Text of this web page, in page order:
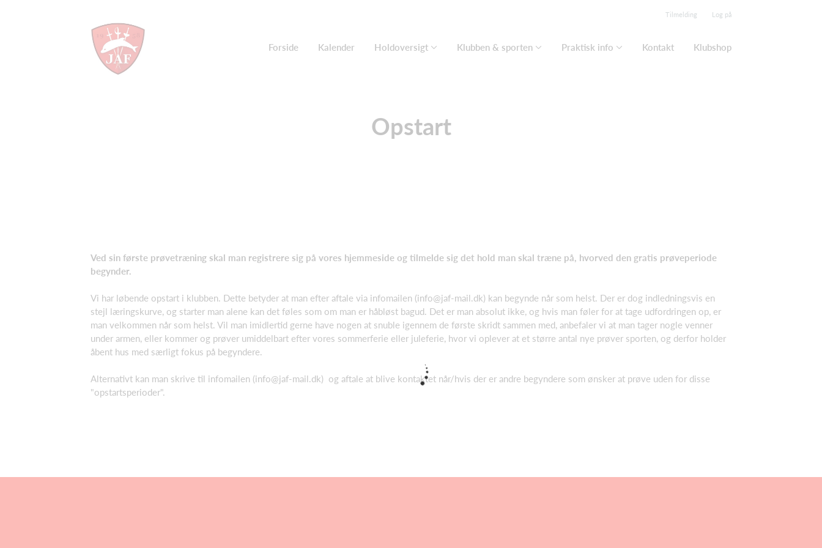
Tilmelding Log på
Forside Kalender Holdoversigt Klubben & sporten Praktisk info Kontakt Klubshop
Opstart
Ved sin første prøvetræning skal man registrere sig på vores hjemmeside og tilmelde sig det hold man skal træne på, hvorved den gratis prøveperiode
begynder.
Vi har løbende opstart i klubben. Dette betyder at man efter aftale via infomailen (info@jaf-mail.dk) kan begynde når som helst. Der er dog indledningsvis en
stejl læringskurve, og starter man alene kan det føles som om man er håbløst bagud. Det er man absolut ikke, og hvis man føler for at tage udfordringen op, er
man velkommen når som helst. Vil man imidlertid gerne have nogen at snuble igennem de første skridt sammen med, anbefaler vi at man tager nogle venner
under armen, eller kommer og prøver umiddelbart efter vores sommerferie eller juleferie, hvor vi oplever at et større antal nye prøver sporten, og derfor holder
åbent hus med særligt fokus på begyndere.
Alternativt kan man skrive til infomailen (info@jaf-mail.dk) og aftale at blive kontaktet når/hvis der er andre begyndere som ønsker at prøve uden for disse
"opstartsperioder".